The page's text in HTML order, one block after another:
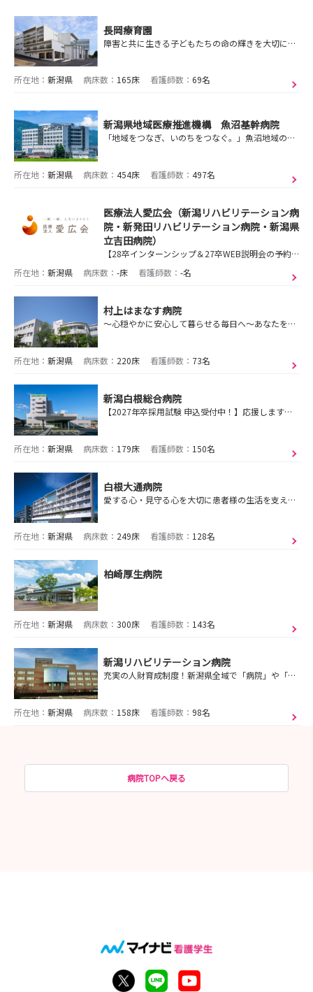
長岡療育園
障害と共に生きる子どもたちの命の輝きを大切にしたい
所在地： 新潟県 病床数： 165床 看護師数： 69名
新潟県地域医療推進機構 魚沼基幹病院
「地域をつなぎ、いのちをつなぐ。」魚沼地域の三次救急・高度医療・周産期医療を担う中核病院として、地域に貢献します。
所在地： 新潟県 病床数： 454床 看護師数： 497名
医療法人愛広会（新潟リハビリテーション病
院・新発田リハビリテーション病院・新潟県
立吉田病院）
【28卒インターンシップ＆27卒WEB説明会の予約受付中】※説明会参加で書類選考免除※ 人財育成制度！新潟県全域で病院や介護老人保健施設など60事業所を運営！
所在地： 新潟県 病床数： -床 看護師数： -名
村上はまなす病院
～心穏やかに安心して暮らせる毎日へ～あなたをひとりにしない病院。寄り添い合うチームがここに。
所在地： 新潟県 病床数： 220床 看護師数： 73名
新潟白根総合病院
【2027年卒採用試験 申込受付中！】応援します！あなたのキャリアアップ！！
所在地： 新潟県 病床数： 179床 看護師数： 150名
白根大通病院
愛する心・見守る心を大切に患者様の生活を支えます。
所在地： 新潟県 病床数： 249床 看護師数： 128名
柏崎厚生病院
所在地： 新潟県 病床数： 300床 看護師数： 143名
新潟リハビリテーション病院
充実の人財育成制度！新潟県全域で「病院」や「介護老人保健施設」など62事業所を運営！医療法人愛広会で一緒に「最高のケア」を提供しませんか？
所在地： 新潟県 病床数： 158床 看護師数： 98名
病院TOPへ戻る